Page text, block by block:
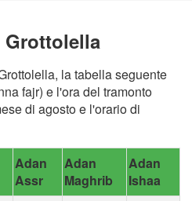
Grottolella
la tabella seguente
fajr) e l'ora del tramonto
di agosto e l'orario di
Adan
Assr
Adan
Maghrib
Adan
Ishaa